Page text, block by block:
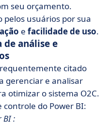
seu orçamento.
pelos usuários por sua
e facilidade de uso.
análise e
citado
gerenciar e analisar
otimizar o sistema O2C.
controle do Power BI:
BI :